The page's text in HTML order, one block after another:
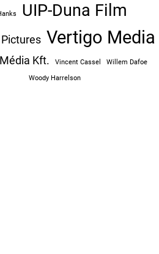
UIP-Duna Film
Vertigo Media
Kft. Vincent Cassel
Willem Dafoe
Woody Harrelson